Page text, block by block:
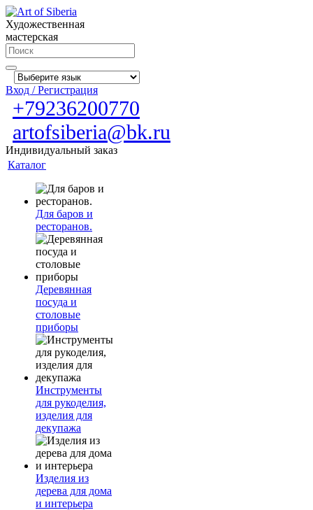
Художественная
мастерская
Вход / Регистрация
+79236200770
artofsiberia@bk.ru
Индивидуальный заказ
Каталог
Для баров и
ресторанов.
Деревянная
посуда и
столовые
приборы
Инструменты
для рукоделия,
изделия для
декупажа
Изделия из
дерева для дома
и интерьера